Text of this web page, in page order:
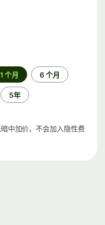
1 个月 6 个月
5年
中加价，不会加入隐性费